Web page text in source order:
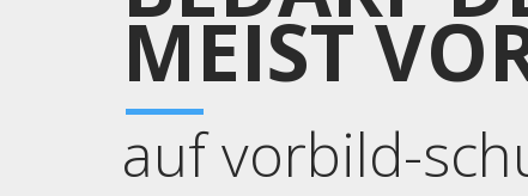
MEIST
auf vorbild-